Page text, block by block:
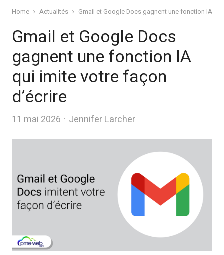
Home Actualités Gmail et Google Docs gagnent une fonction IA
Gmail et Google Docs
gagnent une fonction IA
qui imite votre façon
d’écrire
11 mai 2026 Author
Jennifer Larcher